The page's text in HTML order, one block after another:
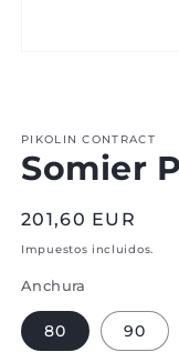
PIKOLIN CONTRACT
Somier
Precio
normal
201,60 EUR
Impuestos incluidos.
Anchura
80 90